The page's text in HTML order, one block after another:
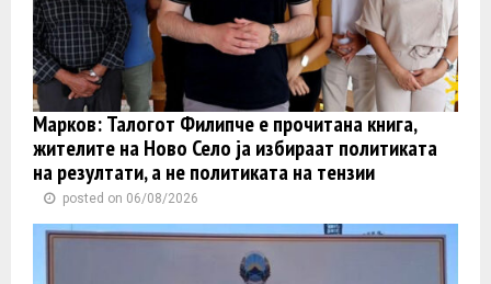
Марков: Талогот Филипче е прочитана книга,
жителите на Ново Село ја избираат политиката
на резултати, а не политиката на тензии
posted on 06/08/2026